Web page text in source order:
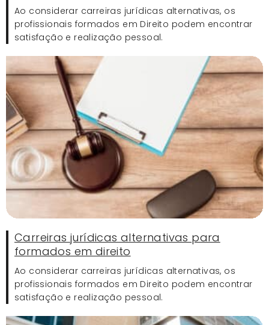
Ao considerar carreiras jurídicas alternativas, os
profissionais formados em Direito podem encontrar
satisfação e realização pessoal.
Carreiras jurídicas alternativas para
formados em direito
Ao considerar carreiras jurídicas alternativas, os
profissionais formados em Direito podem encontrar
satisfação e realização pessoal.